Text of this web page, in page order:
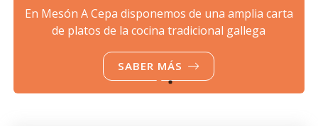
En Mesón A Cepa disponemos de una amplia carta
de platos de la cocina tradicional gallega
SABER MÁS